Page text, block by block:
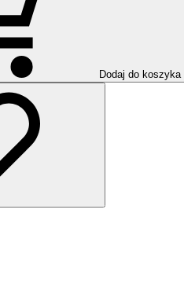
Dodaj do koszyka